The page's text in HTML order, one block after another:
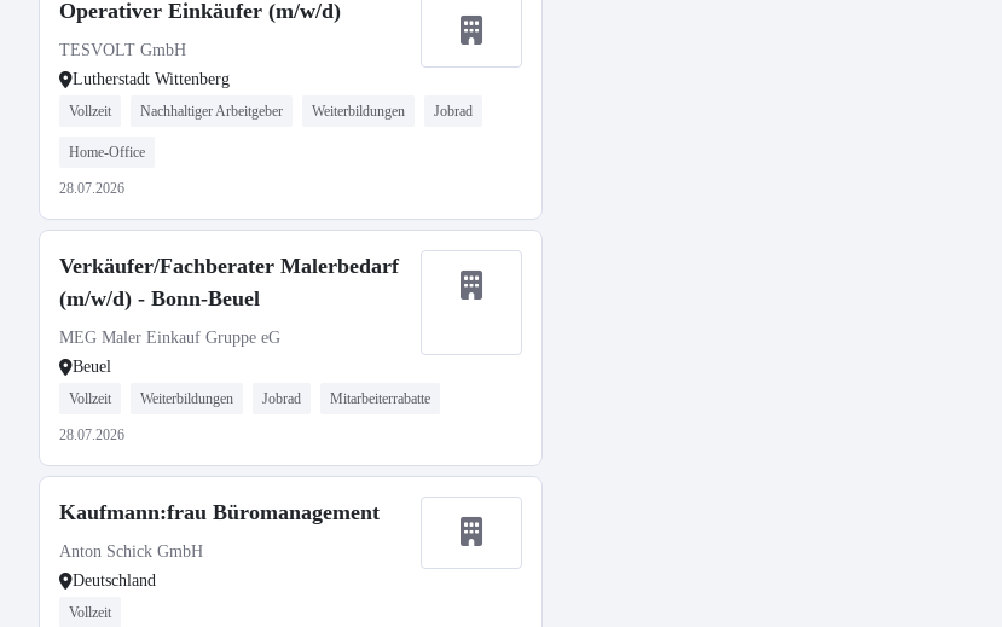
Operativer Einkäufer (m/w/d)
TESVOLT GmbH
Lutherstadt Wittenberg
Vollzeit Nachhaltiger Arbeitgeber Weiterbildungen Jobrad
Home-Office
28.07.2026
Verkäufer/Fachberater Malerbedarf
(m/w/d) - Bonn-Beuel
MEG Maler Einkauf Gruppe eG
Beuel
Vollzeit Weiterbildungen Jobrad Mitarbeiterrabatte
28.07.2026
Kaufmann:frau Büromanagement
Anton Schick GmbH
Deutschland
Vollzeit